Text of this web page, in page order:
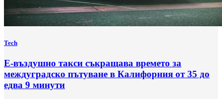
Tech
Е-въздушно такси съкращава времето за
междуградско пътуване в Калифорния от 35 до
едва 9 минути